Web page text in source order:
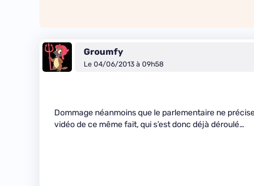
Groumfy
Le 04/06/2013 à 09h58
Dommage néanmoins que le parlementaire ne
vidéo de ce même fait, qui s’est donc déjà déroulé…